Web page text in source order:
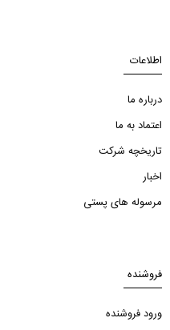
اطلاعات
درباره ما
اعتماد به ما
تاریخچه شرکت
اخبار
مرسوله های پستی
فروشنده
ورود فروشنده